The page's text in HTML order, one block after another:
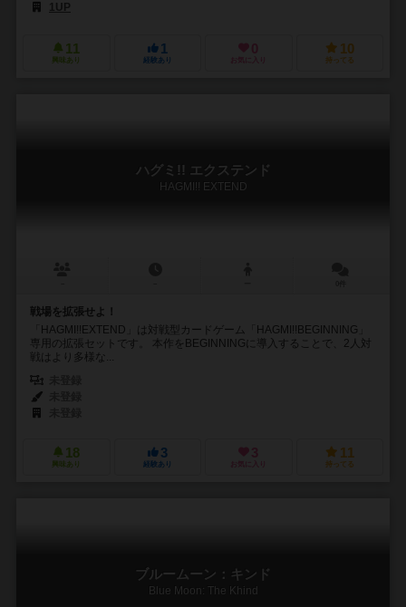
1UP
11
興味あり
1
経験あり
0
お気に入り
10
持ってる
ハグミ!! エクステンド
HAGMI!! EXTEND
戦場を拡張せよ！
「HAGMI!!EXTEND」は対戦型カードゲーム「HAGMI!!BEGINNING」
専用の拡張セットです。 本作をBEGINNINGに導入することで、2人対
戦はより多様な...
18
興味あり
3
経験あり
3
お気に入り
11
持ってる
ブルームーン：キンド
Blue Moon: The Khind